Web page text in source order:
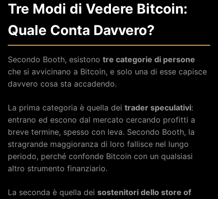
Tre Modi di Vedere Bitcoin:
Quale Conta Davvero?
Secondo Booth, esistono tre categorie di persone
che si avvicinano a Bitcoin, e solo una di esse capisce
davvero cosa sta accadendo.
La prima categoria è quella dei trader speculativi:
entrano ed escono dal mercato cercando profitti a
breve termine, spesso con leva. Secondo Booth, la
stragrande maggioranza di loro fallisce nel lungo
periodo, perché confonde Bitcoin con un qualsiasi
altro strumento finanziario.
La seconda è quella dei sostenitori dello store of